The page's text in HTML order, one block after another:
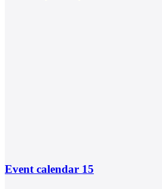
Event calendar 15